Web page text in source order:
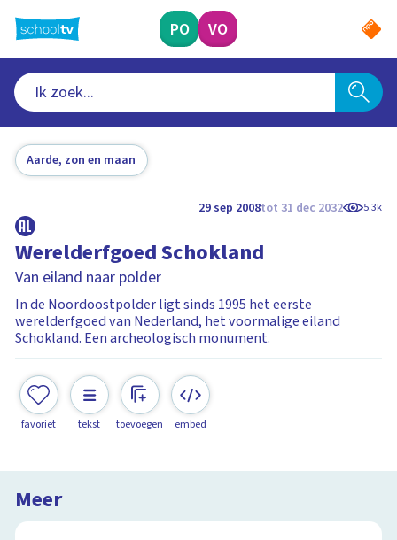
naar
hoofdinhoud
PO VO
Aarde, zon en maan
29 sep 2008tot 31 dec 2032 5.3k
Werelderfgoed Schokland
Van eiland naar polder
In de Noordoostpolder ligt sinds 1995 het eerste
werelderfgoed van Nederland, het voormalige eiland
Schokland. Een archeologisch monument.
favoriet tekst toevoegen embed
Meer